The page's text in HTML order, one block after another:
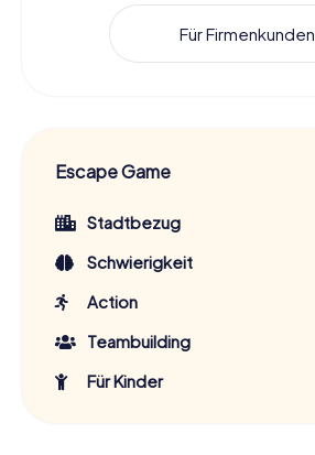
Für Firmenkunden
Escape Game
Stadtbezug
Schwierigkeit
Action
Teambuilding
Für Kinder